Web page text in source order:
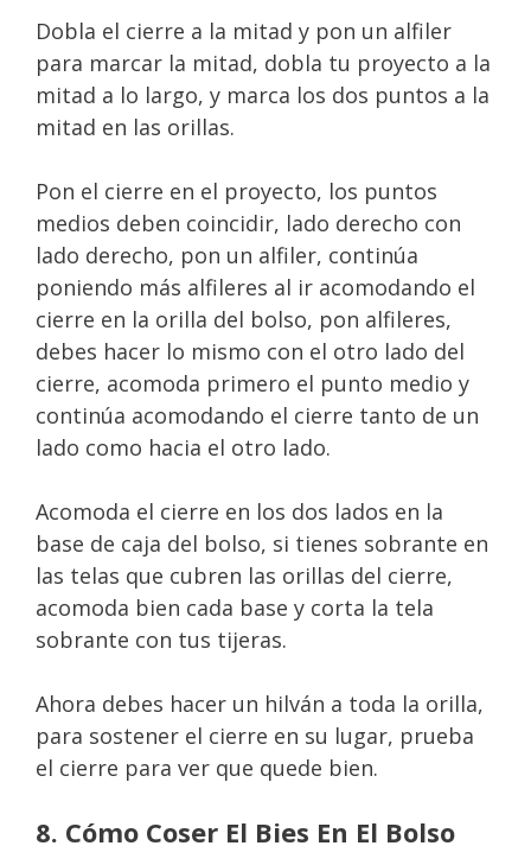
Dobla el cierre a la mitad y pon un alfiler
para marcar la mitad, dobla tu proyecto a la
mitad a lo largo, y marca los dos puntos a la
mitad en las orillas.
Pon el cierre en el proyecto, los puntos
medios deben coincidir, lado derecho con
lado derecho, pon un alfiler, continúa
poniendo más alfileres al ir acomodando el
cierre en la orilla del bolso, pon alfileres,
debes hacer lo mismo con el otro lado del
cierre, acomoda primero el punto medio y
continúa acomodando el cierre tanto de un
lado como hacia el otro lado.
Acomoda el cierre en los dos lados en la
base de caja del bolso, si tienes sobrante en
las telas que cubren las orillas del cierre,
acomoda bien cada base y corta la tela
sobrante con tus tijeras.
Ahora debes hacer un hilván a toda la orilla,
para sostener el cierre en su lugar, prueba
el cierre para ver que quede bien.
8. Cómo Coser El Bies En El Bolso